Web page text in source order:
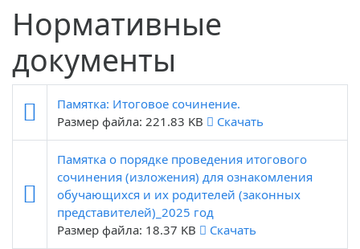
Нормативные
документы
Памятка: Итоговое сочинение.
Размер файла: 221.83 KB
Скачать
Памятка о порядке проведения итогового
сочинения (изложения) для ознакомления
обучающихся и их родителей (законных
представителей)_2025 год
Размер файла: 18.37 KB
Скачать